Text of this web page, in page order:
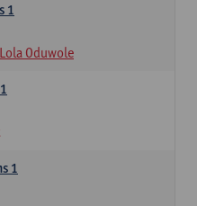
1
Lola Oduwole
1